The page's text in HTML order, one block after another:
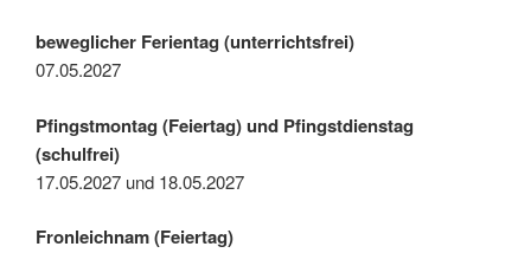
beweglicher Ferientag (unterrichtsfrei)
07.05.2027
Pfingstmontag (Feiertag) und Pfingstdienstag
(schulfrei)
17.05.2027 und 18.05.2027
Fronleichnam (Feiertag)